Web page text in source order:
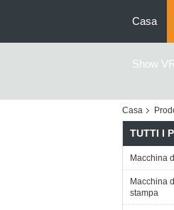
Casa
Show VR
Casa
TUTTI I
Macchina
Macchina
stampa